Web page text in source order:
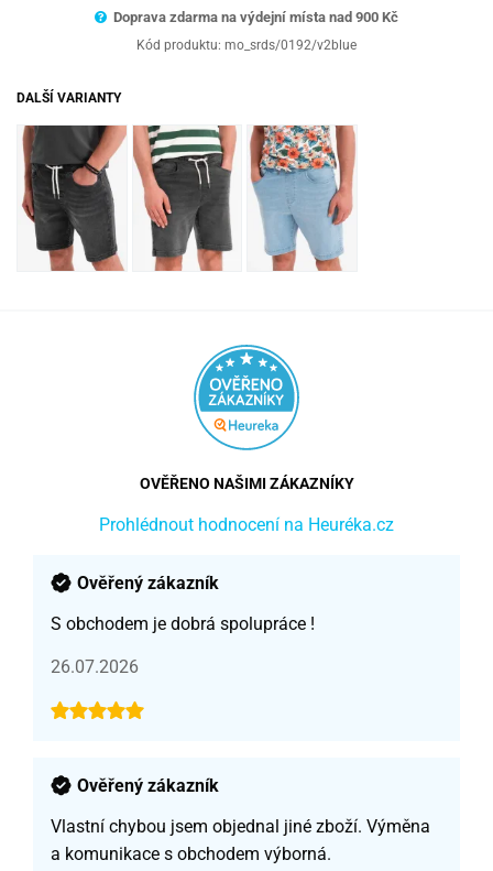
Doprava zdarma na výdejní místa nad 900 Kč
Kód produktu: mo_srds/0192/v2blue
DALŠÍ VARIANTY
OVĚŘENO NAŠIMI ZÁKAZNÍKY
Prohlédnout hodnocení na Heuréka.cz
Ověřený zákazník
S obchodem je dobrá spolupráce !
26.07.2026
Ověřený zákazník
Vlastní chybou jsem objednal jiné zboží. Výměna
a komunikace s obchodem výborná.